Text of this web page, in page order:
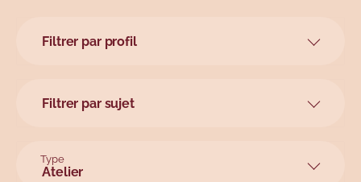
Filtrer par profil
Ainés
Parents
Tous
Filtrer par sujet
Achats en ligne
Automobiles
Type
Atelier
Article